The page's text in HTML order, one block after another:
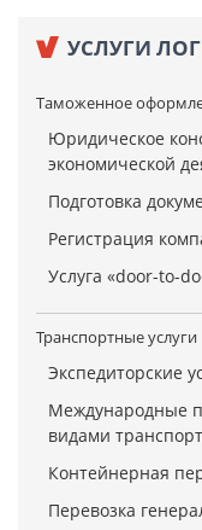
УСЛУГИ
Таможенное
Юридическое
экономической
Подготовка
Регистрация
Услуга «door-to-
Транспортные услуги
Экспедиторские
Международные
видами
Контейнерная
Перевозка